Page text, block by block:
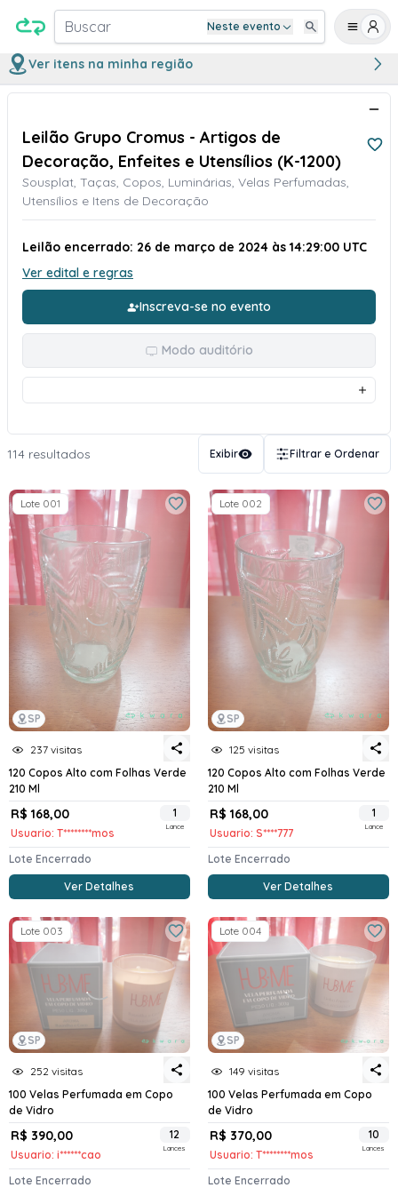
Buscar Neste evento
Ver itens na minha região
Leilão Grupo Cromus - Artigos de
Decoração, Enfeites e Utensílios (K-1200)
Sousplat, Taças, Copos, Luminárias, Velas Perfumadas,
Utensílios e Itens de Decoração
Leilão encerrado: 26 de março de 2024 às 14:29:00 UTC
Ver edital e regras
Inscreva-se no evento
Modo auditório
114 resultados Exibir Filtrar e Ordenar
SP
Lote 001
237 visitas
120 Copos Alto com Folhas Verde
210 Ml
R$ 168,00
Usuario: T********mos
1
Lance
Lote Encerrado
Ver Detalhes
SP
Lote 002
125 visitas
120 Copos Alto com Folhas Verde
210 Ml
R$ 168,00
Usuario: S****777
1
Lance
Lote Encerrado
Ver Detalhes
SP
Lote 003
252 visitas
100 Velas Perfumada em Copo
de Vidro
R$ 390,00
Usuario: i******cao
12
Lances
Lote Encerrado
SP
Lote 004
149 visitas
100 Velas Perfumada em Copo
de Vidro
R$ 370,00
Usuario: T********mos
10
Lances
Lote Encerrado